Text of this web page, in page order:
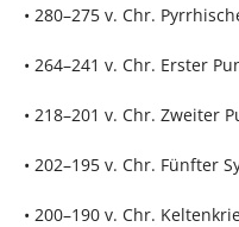
• 280–275 v. Chr.
• 264–241 v. Chr. Erster
• 218–201 v. Chr. Zweiter
• 202–195 v. Chr. Fünfter
• 200–190 v. Chr.